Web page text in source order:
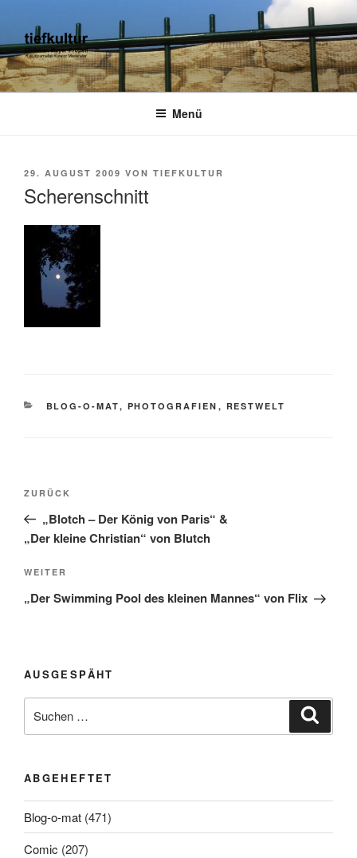
springen
TIEFKULTUR
kulturjournalist kurator moderator
Menü
VERÖFFENTLICHT
29. AUGUST 2009 VON TIEFKULTUR
Scherenschnitt
KATEGORIEN
BLOG-O-MAT, PHOTOGRAFIEN , RESTWELT
Beitragsnavigation
Vorheriger
Beitrag
ZURÜCK
„Blotch – Der König von Paris“ &
„Der kleine Christian“ von Blutch
Nächster
Beitrag
WEITER
„Der Swimming Pool des kleinen Mannes“ von Flix
AUSGESPÄHT
nach:
ABGEHEFTET
Blog-o-mat (471)
Comic (207)